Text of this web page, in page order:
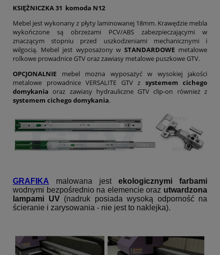
KSIĘŻNICZKA 31 komoda N12
Mebel jest wykonany z płyty laminowanej 18mm. Krawędzie mebla
wykończone są obrzeżami PCV/ABS zabezpieczającymi w
znaczącym stopniu przed uszkodzeniami mechanicznymi i
wilgocią. Mebel jest wyposażony wSTANDARDOWE metalowe
rolkowe prowadnice GTV oraz zawiasy metalowe puszkowe GTV.
OPCJONALNIE mebel można wyposażyć w wysokiej jakości
metalowe prowadnice VERSALITE GTV z systemem cichego
domykania oraz zawiasy hydrauliczne GTV clip-on również z
systemem cichego domykania.
GRAFIKA malowana jest ekologicznymi farbami
wodnymi bezpośrednio na elemencie oraz utwardzona
lampami UV(nadruk posiada wysoką odporność na
ścieranie i zarysowania - nie jest to naklejka).